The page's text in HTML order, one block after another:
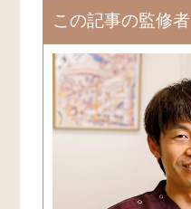
この記事の監修者